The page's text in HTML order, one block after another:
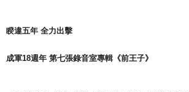
NT$65/order | Free shipping on orders of
睽違五年 全力出擊
成軍18週年 第七張錄音室專輯《前王子》